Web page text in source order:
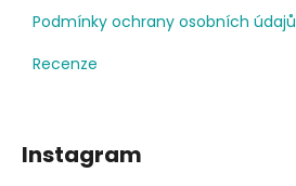
Podmínky ochrany osobních údajů
Recenze
Instagram